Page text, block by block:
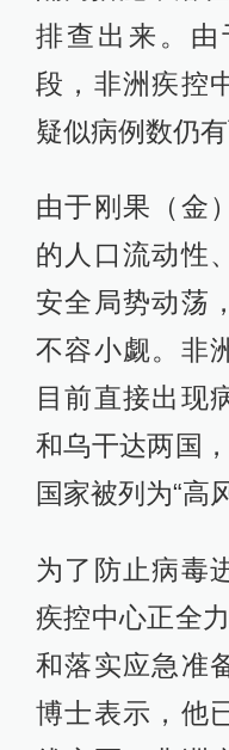
排查出来。
段，非洲疾控
疑似病例数仍
由于刚果（金
的人口流动性
安全局势动荡
不容小觑。非
目前直接出现
和乌干达两国
国家被列为“高
为了防止病毒
疾控中心正全
和落实应急准
博士表示，他